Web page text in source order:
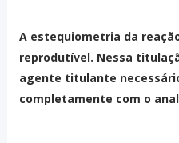
A estequiometria da
reprodutível. Nessa
agente titulante
completamente com o